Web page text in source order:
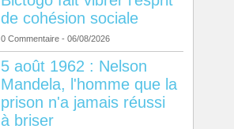
de cohésion sociale
0 Commentaire - 06/08/2026
5 août 1962 : Nelson
Mandela, l'homme que la
prison n'a jamais réussi
à briser